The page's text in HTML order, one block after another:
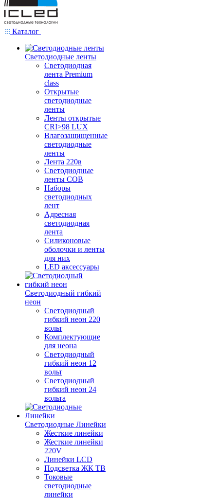
Каталог
Светодиодные ленты
Светодиодная
лента Premium
class
Открытые
светодиодные
ленты
Ленты открытые
CRI>98 LUX
Влагозащищенные
светодиодные
ленты
Лента 220в
Светодиодные
ленты COB
Наборы
светодиодных
лент
Адресная
светодиодная
лента
Силиконовые
оболочки и ленты
для них
LED аксессуары
Светодиодный гибкий
неон
Светодиодный
гибкий неон 220
вольт
Комплектующие
для неона
Светодиодный
гибкий неон 12
вольт
Светодиодный
гибкий неон 24
вольта
Светодиодные Линейки
Жесткие линейки
Жесткие линейки
220V
Линейки LCD
Подсветка ЖК ТВ
Токовые
светодиодные
линейки